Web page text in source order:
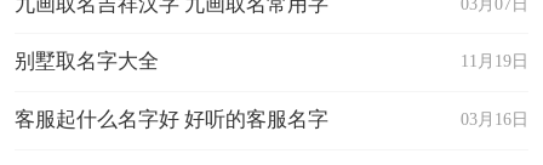
11月19日
别墅取名字大全
03月16日
客服起什么名字好 好听的客服名字